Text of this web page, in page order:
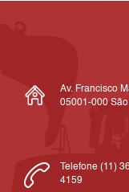
Av. Francisco
05001-000
Telefone (11)
4159